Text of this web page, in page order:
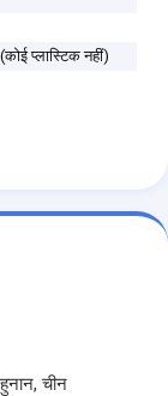
प्लास्टिक नहीं)
चीन